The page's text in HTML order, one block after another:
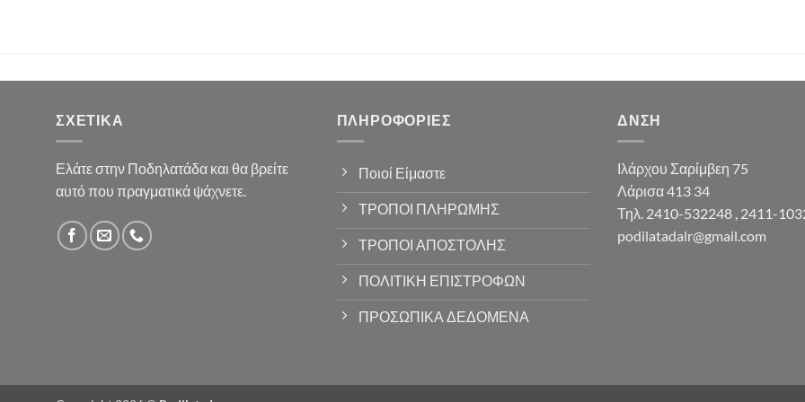
ΣΧΕΤΙΚΆ
Ελάτε στην Ποδηλατάδα και θα βρείτε
αυτό που πραγματικά ψάχνετε.
ΠΛΗΡΟΦΟΡΊΕΣ
Ποιοί Είμαστε
ΤΡΟΠΟΙ ΠΛΗΡΩΜΗΣ
ΤΡΟΠΟΙ ΑΠΟΣΤΟΛΗΣ
ΠΟΛΙΤΙΚΗ ΕΠΙΣΤΡΟΦΩΝ
ΠΡΟΣΩΠΙΚΑ ΔΕΔΟΜΕΝΑ
ΔΝΣΗ
Ιλάρχου Σαρίμβεη 75
Λάρισα 413 34
Τηλ. 2410-532248 , 2411-
podilatadalr@gmail.com